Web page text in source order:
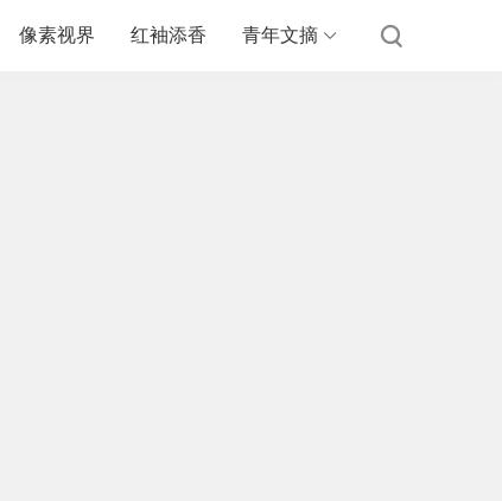
像素视界 红袖添香 青年文摘